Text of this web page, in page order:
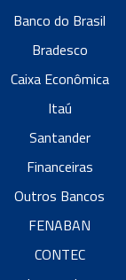
Banco do Brasil
Bradesco
Caixa Econômica
Itaú
Santander
Financeiras
Outros Bancos
FENABAN
CONTEC